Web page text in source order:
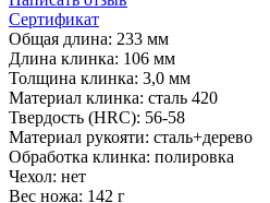
Сертификат
Общая длина: 233 мм
Длина клинка: 106 мм
Толщина клинка: 3,0 мм
Материал клинка: сталь 420
Твердость (HRC): 56-58
Материал рукояти: сталь+дерево
Обработка клинка: полировка
Чехол: нет
Вес ножа: 142 г